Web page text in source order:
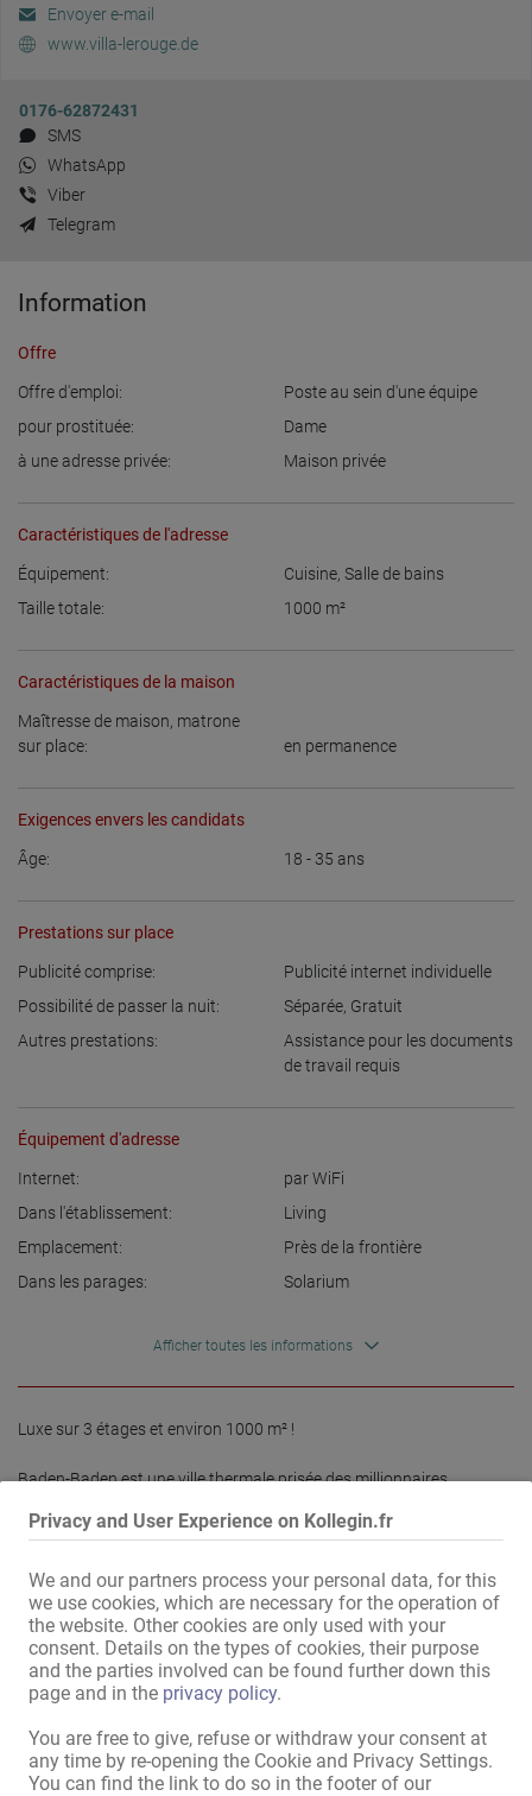
Privacy and User Experience on Kollegin.fr
We and our partners process your personal data, for this
we use cookies, which are necessary for the operation of
the website. Other cookies are only used with your
consent. Details on the types of cookies, their purpose
and the parties involved can be found further down this
page and in the privacy policy.
You are free to give, refuse or withdraw your consent at
any time by re-opening the Cookie and Privacy Settings.
You can find the link to do so in the footer of our
Envoyer e-mail
www.villa-lerouge.de
0176-62872431
SMS
WhatsApp
Viber
Telegram
Information
Offre
Offre d'emploi:
Poste au sein d'une équipe
pour prostituée:
Dame
à une adresse privée:
Maison privée
Caractéristiques de l'adresse
Équipement: Cuisine, Salle de bains
Taille totale:
1000 m²
Caractéristiques de la maison
Maîtresse de maison, matrone
sur place:
en permanence
Exigences envers les candidats
Âge: 18 - 35 ans
Prestations sur place
Publicité comprise:
Publicité internet individuelle
Possibilité de passer la nuit:
Séparée, Gratuit
Autres prestations:
Assistance pour les documents
de travail requis
Équipement d'adresse
Internet:
par WiFi
Dans l'établissement:
Living
Emplacement:
Près de la frontière
Dans les parages:
Solarium
Afficher toutes les informations
Luxe sur 3 étages et environ 1000 m² !
Baden-Baden est une ville thermale prisée des millionnaires.
présent et où l'on aime dépenser. Situés à la frontière française,
Nous offrons aux femmes ouvertes d'esprit et séduisantes, âgées
de 18 à 35 ans, un cadre de travail attrayant. Vous êtes positive et
appréciez les plaisirs charnels ? Alors vous êtes au bon endroit !
Nous vous proposons un cadre haut de gamme et raffiné, dans une
ambiance chaleureuse. Un solarium et un distributeur automatique
de cigarettes sont à votre disposition. Une esthéticienne et une
prothésiste ongulaire sont présentes une fois par semaine.
Lire plus